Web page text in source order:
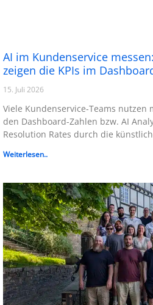
AI im Kundenservice
zeigen die KPIs im
15. Juli 2026
Viele Kundenservice-Teams
den Dashboard-Zahlen bzw. AI
Resolution Rates durch die
Weiterlesen..